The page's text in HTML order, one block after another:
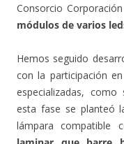
Consorcio
módulos de varios
Hemos seguido
con la participación
especializadas,
esta fase se planteó
lámpara compatible